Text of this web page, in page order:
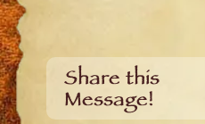
Share this
Message!